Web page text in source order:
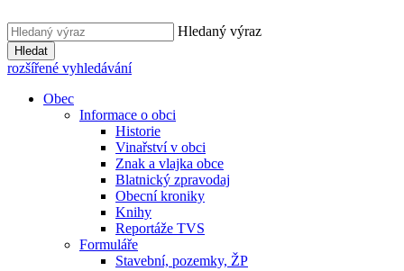
Hledaný výraz
Hledat
rozšířené vyhledávání
Obec
Informace o obci
Historie
Vinařství v obci
Znak a vlajka obce
Blatnický zpravodaj
Obecní kroniky
Knihy
Reportáže TVS
Formuláře
Stavební, pozemky, ŽP